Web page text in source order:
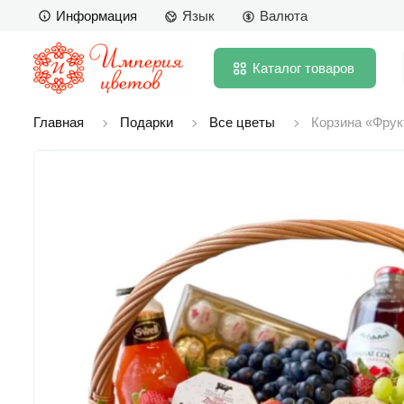
Информация Язык Валюта
Каталог товаров
Главная Подарки Все цветы Корзина